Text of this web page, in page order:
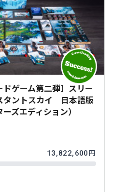
ドゲーム第二弾】スリー
タントスカイ 日本語版
ズエディション）
13,822,600円